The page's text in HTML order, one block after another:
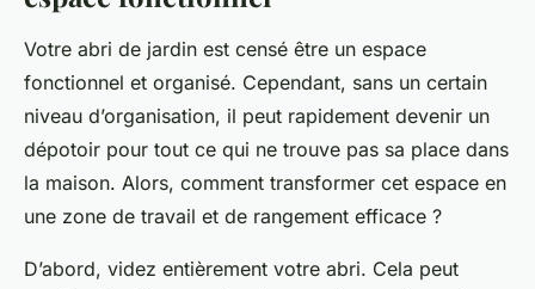
Votre abri de jardin est censé être un espace
fonctionnel et organisé. Cependant, sans un certain
niveau d’organisation, il peut rapidement devenir un
dépotoir pour tout ce qui ne trouve pas sa place dans
la maison. Alors, comment transformer cet espace en
une zone de travail et de rangement efficace ?
D’abord, videz entièrement votre abri. Cela peut